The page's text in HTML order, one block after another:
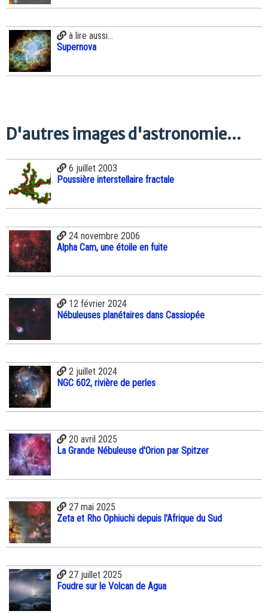
à lire aussi...
Supernova
D'autres images d'astronomie...
6 juillet 2003
Poussière interstellaire fractale
24 novembre 2006
Alpha Cam, une étoile en fuite
12 février 2024
Nébuleuses planétaires dans Cassiopée
2 juillet 2024
NGC 602, rivière de perles
20 avril 2025
La Grande Nébuleuse d'Orion par Spitzer
27 mai 2025
Zeta et Rho Ophiuchi depuis l'Afrique du Sud
27 juillet 2025
Foudre sur le Volcan de Agua